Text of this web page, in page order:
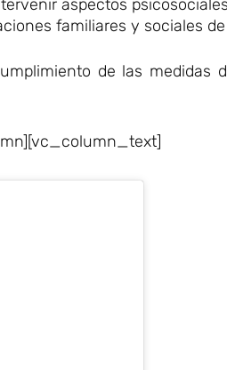
aspectos
familiares y sociales
de las medidas